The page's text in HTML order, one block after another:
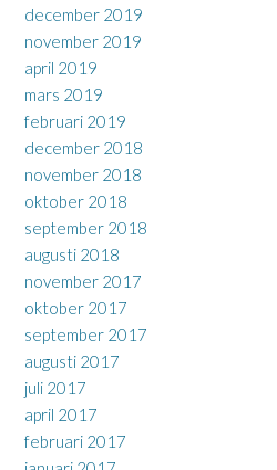
december 2019
november 2019
april 2019
mars 2019
februari 2019
december 2018
november 2018
oktober 2018
september 2018
augusti 2018
november 2017
oktober 2017
september 2017
augusti 2017
juli 2017
april 2017
februari 2017